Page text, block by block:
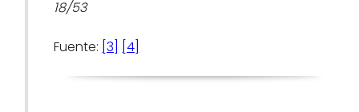
18/53
Fuente: [3] [4]